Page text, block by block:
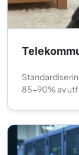
85-90% av